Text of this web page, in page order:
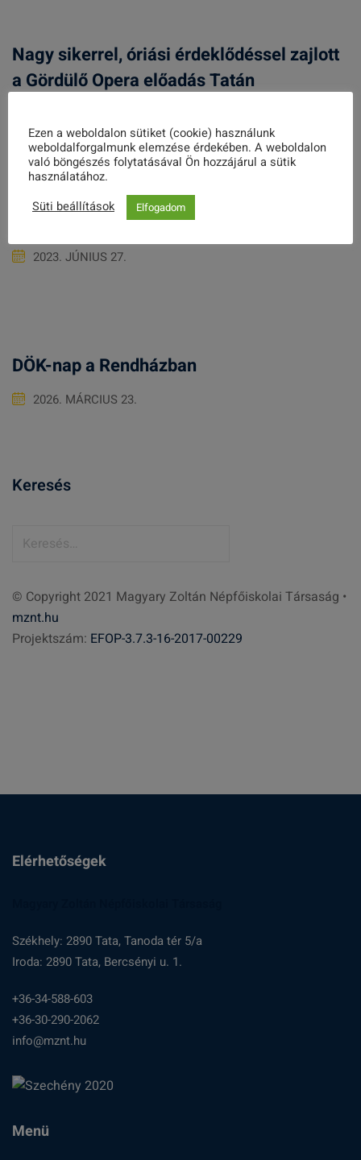
Nagy sikerrel, óriási érdeklődéssel zajlott
a Gördülő Opera előadás Tatán
Indul a Nyári Szabadegyetem!
2023. JÚNIUS 27.
DÖK-nap a Rendházban
2026. MÁRCIUS 23.
Keresés
e
s
é
© Copyright 2021 Magyary Zoltán Népfőiskolai Társaság •
mznt.hu
Projektszám: EFOP-3.7.3-16-2017-00229
Elérhetőségek
Székhely: 2890 Tata, Tanoda tér 5/a
Iroda: 2890 Tata, Bercsényi u. 1.
+36-34-588-603
+36-30-290-2062
info@mznt.hu
Menü
Ezen a weboldalon sütiket (cookie) használunk
weboldalforgalmunk elemzése érdekében. A weboldalon
való böngészés folytatásával Ön hozzájárul a sütik
használatához.
Süti beállítások
Elfogadom